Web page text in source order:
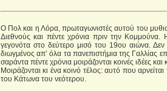
O Πολ και η Λόρα, πρωταγωνιστές αυτού του
Διεθνούς και πέντε χρόνια πριν την Κομμούνα.
γεγονότα στο δεύτερο μισό του 19ου αιώνα.
διωγμένος απ’ όλα τα πανεπιστήμια της Γαλλίας
σαράντα πέντε χρόνια μοιράζονται κοινές ιδέες
Μοιράζονται κι ένα κοινό τέλος: αυτό που
του Κάτωνα του νεότερου.